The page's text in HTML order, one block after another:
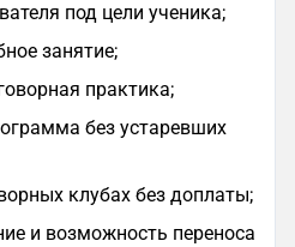
под цели ученика;
занятие;
практика;
без устаревших
клубах без доплаты;
и возможность переноса